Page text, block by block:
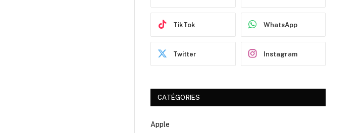
TikTok WhatsApp
Twitter Instagram
CATÉGORIES
Apple